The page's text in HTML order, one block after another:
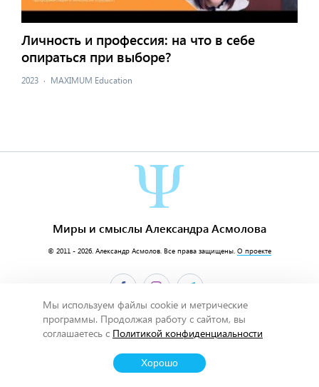
Личность и профессия: на что в себе
опираться при выборе?
2023 · MAXIMUM Education
Миры и смыслы Александра Асмолова
© 2011 - 2026. Александр Асмолов . Все права защищены. О проекте
Мы используем файлы cookie и метрические
программы. Продолжая работу с сайтом, вы
соглашаетесь с Политикой конфиденциальности
Хорошо